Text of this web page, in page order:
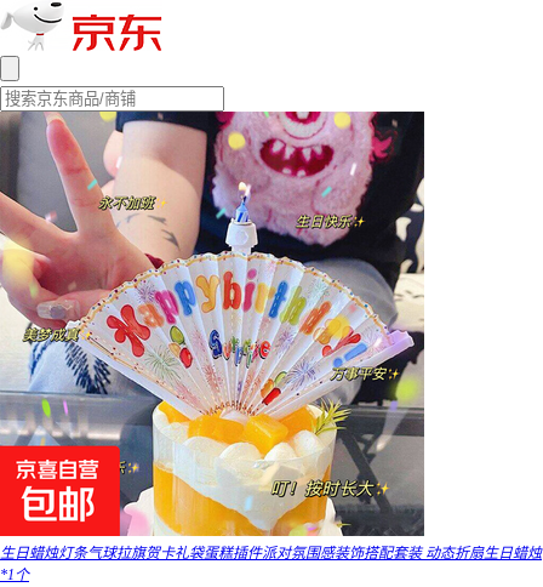
生日蜡烛灯条气球拉旗贺卡礼袋蛋糕插件派对氛围感装饰搭配套装 动态折扇生日蜡烛
*1个